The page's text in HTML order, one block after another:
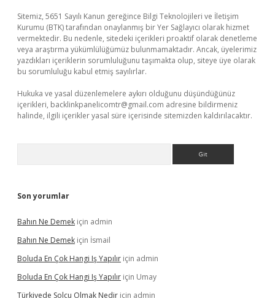
Sitemiz, 5651 Sayılı Kanun gereğince Bilgi Teknolojileri ve İletişim
Kurumu (BTK) tarafından onaylanmış bir Yer Sağlayıcı olarak hizmet
vermektedir. Bu nedenle, sitedeki içerikleri proaktif olarak denetleme
veya araştırma yükümlülüğümüz bulunmamaktadır. Ancak, üyelerimiz
yazdıkları içeriklerin sorumluluğunu taşımakta olup, siteye üye olarak
bu sorumluluğu kabul etmiş sayılırlar.
Hukuka ve yasal düzenlemelere aykırı olduğunu düşündüğünüz
içerikleri, backlinkpanelicomtr@gmail.com adresine bildirmeniz
halinde, ilgili içerikler yasal süre içerisinde sitemizden kaldırılacaktır.
Son yorumlar
Bahın Ne Demek için admin
Bahın Ne Demek için İsmail
Boluda En Çok Hangi Iş Yapılır için admin
Boluda En Çok Hangi Iş Yapılır için Umay
Türkiyede Solcu Olmak Nedir için admin